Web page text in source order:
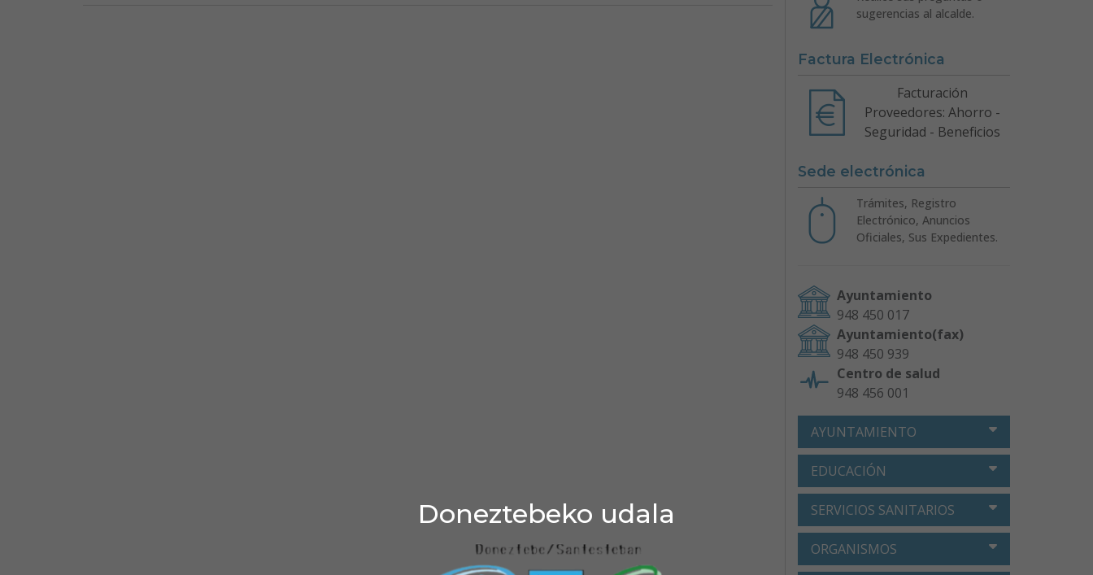
Doneztebeko udala
sugerencias al alcalde.
Factura Electrónica
Facturación
Proveedores: Ahorro -
Seguridad - Beneficios
Sede electrónica
Trámites, Registro
Electrónico, Anuncios
Oficiales, Sus Expedientes.
Ayuntamiento
948 450 017
Ayuntamiento(fax)
948 450 939
Centro de salud
948 456 001
AYUNTAMIENTO
EDUCACIÓN
SERVICIOS SANITARIOS
ORGANISMOS